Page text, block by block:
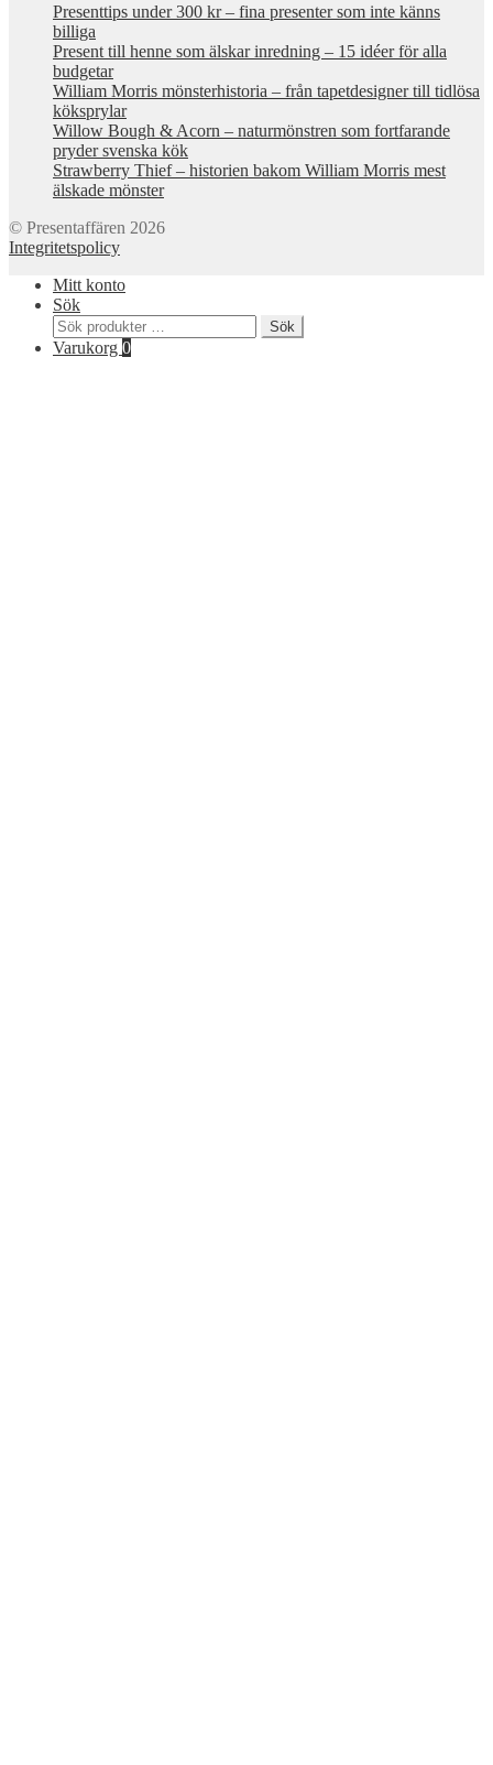
Presenttips under 300 kr – fina presenter som inte känns
billiga
Present till henne som älskar inredning – 15 idéer för alla
budgetar
William Morris mönsterhistoria – från tapetdesigner till tidlösa
köksprylar
Willow Bough & Acorn – naturmönstren som fortfarande
pryder svenska kök
Strawberry Thief – historien bakom William Morris mest
älskade mönster
© Presentaffären 2026
Integritetspolicy
Mitt konto
Sök
Sök
efter:
Sök
Varukorg 0